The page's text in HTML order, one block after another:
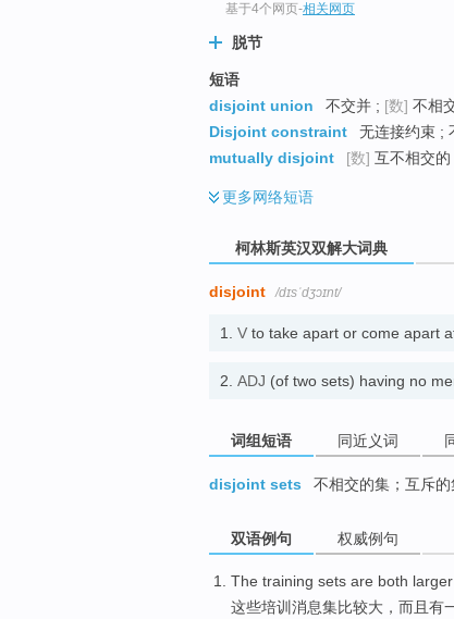
基于4个网页-相关网页
脱节
短语
disjoint union
不交并 ; [数] 不相
Disjoint constraint
无连接约束 ;
mutually disjoint
[数] 互不相交
更多网络短语
柯林斯英汉双解大词典
disjoint /dɪsˈdʒɔɪnt/
1. V to take apart or come apart
2. ADJ (of two sets) having no
词组短语 同近义词
disjoint sets 不相交的集；互斥
双语例句 权威例句
The training sets are both larger
这些培训 消息集比较大， 而且 有